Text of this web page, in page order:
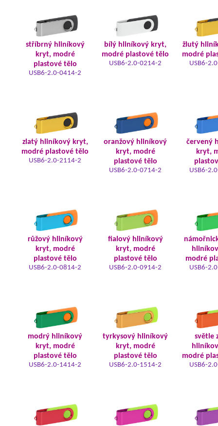
stříbrný hliníkový
kryt, modré
plastové tělo
USB6-2.0-0414-2
bílý hliníkový kryt,
modré plastové tělo
USB6-2.0-0214-2
žlutý
modré
USB6-
zlatý hliníkový kryt,
modré plastové tělo
USB6-2.0-2114-2
oranžový hliníkový
kryt, modré
plastové tělo
USB6-2.0-0714-2
červený
kryt,
USB6-
růžový hliníkový
kryt, modré
plastové tělo
USB6-2.0-0814-2
fialový hliníkový
kryt, modré
plastové tělo
USB6-2.0-0914-2
modré
USB6-
modrý hliníkový
kryt, modré
plastové tělo
USB6-2.0-1414-2
tyrkysový hliníkový
kryt, modré
plastové tělo
USB6-2.0-1514-2
světle
modré
USB6-